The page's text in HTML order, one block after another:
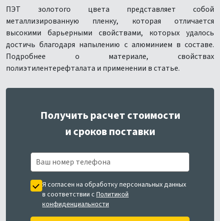
ПЭТ золотого цвета представляет собой
металлизированную пленку, которая отличается
высокими барьерными свойствами, которых удалось
достичь благодаря напылению с алюминием в составе.
Подробнее о материале, свойствах
полиэтилентерефталата и применении в статье.
Получить расчет стоимости
и сроков поставки
Я согласен на обработку персональных данных
в соответствии с Политикой
конфиденциальности